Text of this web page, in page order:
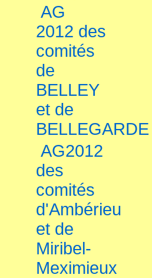
AG
2012 des
comités
de
BELLEY
et de
BELLEGARDE
AG2012
des
comités
d'Ambérieu
et de
Miribel-
Meximieux